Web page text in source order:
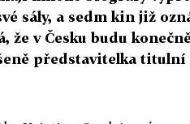
sály, a sedm kin již
že v Česku budu
představitelka titulní